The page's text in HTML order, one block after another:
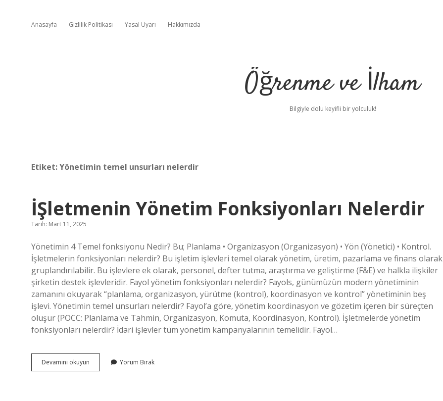
Anasayfa Gizlilik Politikası Yasal Uyarı Hakkımızda
Öğrenme ve İlham
Bilgiyle dolu keyifli bir yolculuk!
Etiket:Yönetimin temel unsurları nelerdir
İŞletmenin Yönetim Fonksiyonları Nelerdir
Tarih: Mart 11, 2025
Yönetimin 4 Temel fonksiyonu Nedir? Bu; Planlama • Organizasyon (Organizasyon) • Yön (Yönetici) • Kontrol.
İşletmelerin fonksiyonları nelerdir? Bu işletim işlevleri temel olarak yönetim, üretim, pazarlama ve finans olarak
gruplandırılabilir. Bu işlevlere ek olarak, personel, defter tutma, araştırma ve geliştirme (F&E) ve halkla ilişkiler
şirketin destek işlevleridir. Fayol yönetim fonksiyonları nelerdir? Fayols, günümüzün modern yönetiminin
zamanını okuyarak “planlama, organizasyon, yürütme (kontrol), koordinasyon ve kontrol” yönetiminin beş
işlevi. Yönetimin temel unsurları nelerdir? Fayol’a göre, yönetim koordinasyon ve gözetim içeren bir süreçten
oluşur (POCC: Planlama ve Tahmin, Organizasyon, Komuta, Koordinasyon, Kontrol). İşletmelerde yönetim
fonksiyonları nelerdir? İdari işlevler tüm yönetim kampanyalarının temelidir. Fayol…
Devamını okuyun İŞletmenin
Yönetim
Yorum Bırak